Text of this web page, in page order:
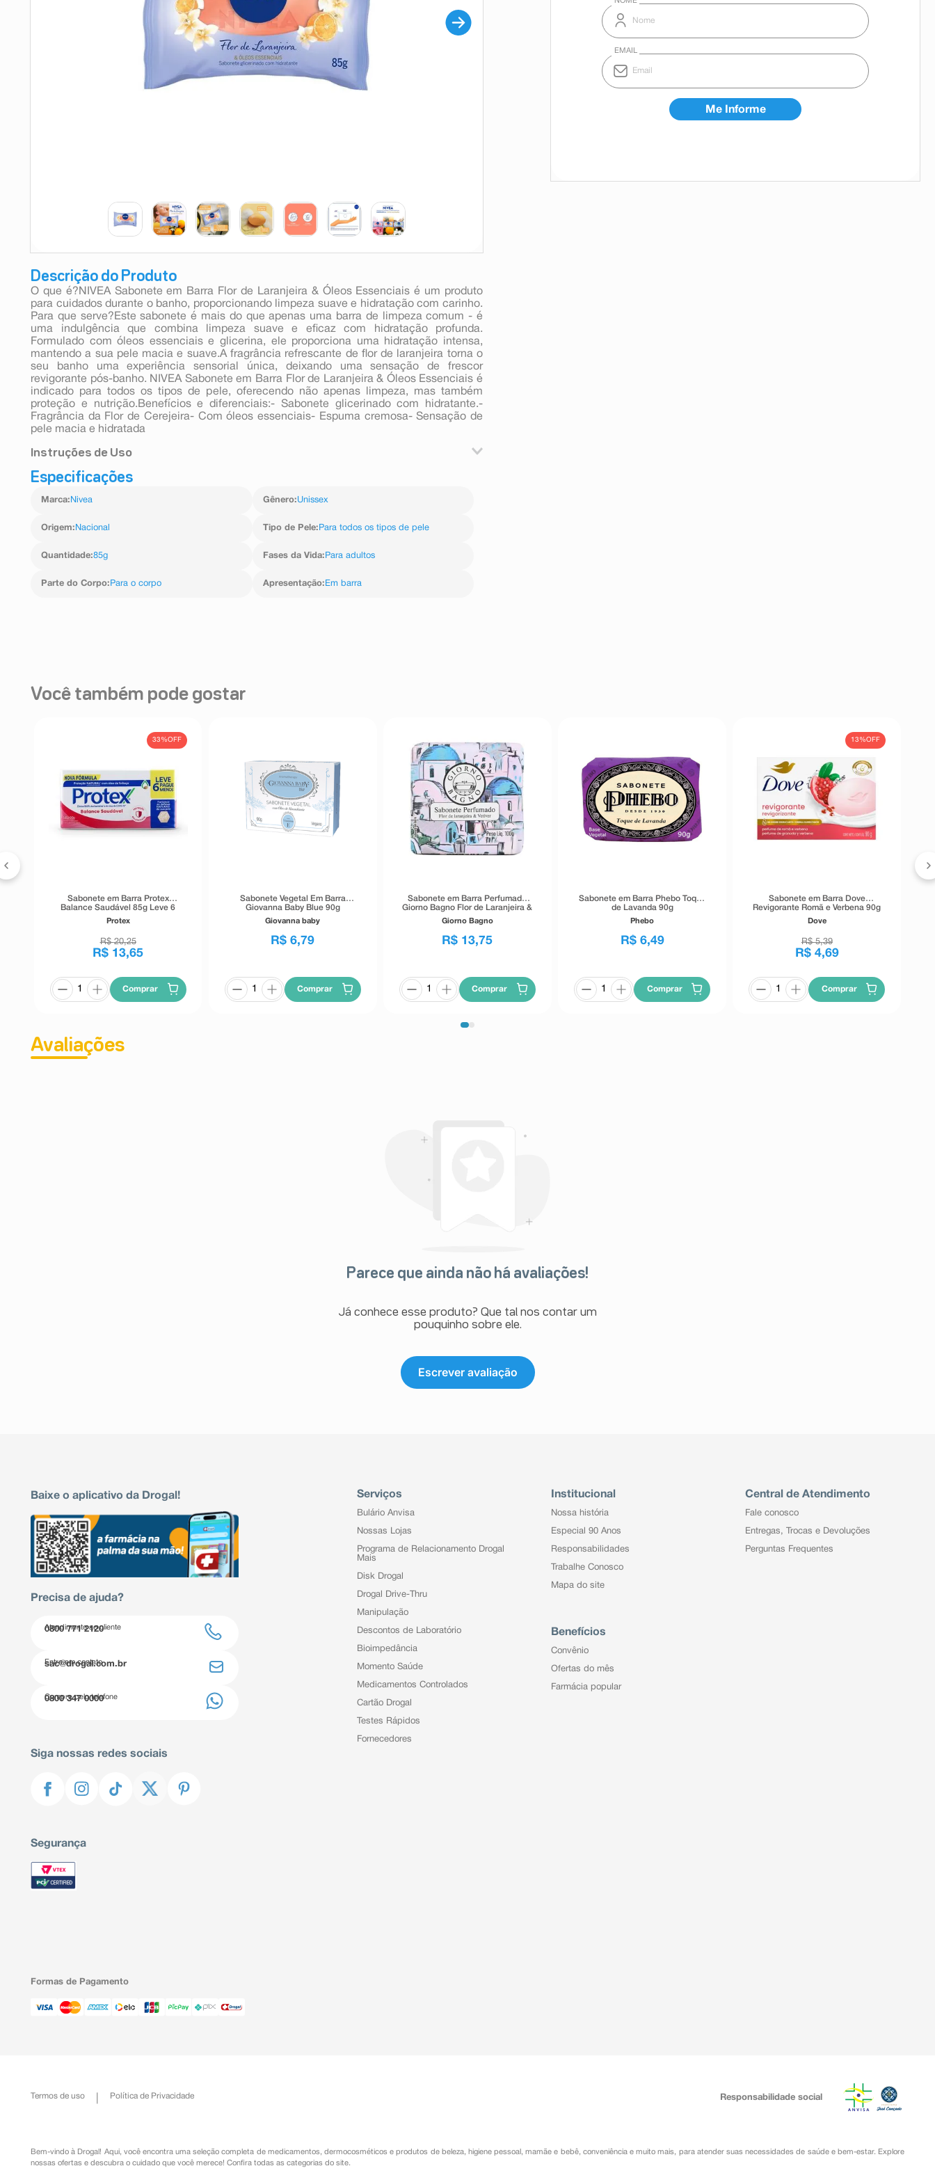
Descrição do Produto
O que é?NIVEA Sabonete em Barra Flor de Laranjeira & Óleos Essenciais é um produto
para cuidados durante o banho, proporcionando limpeza suave e hidratação com carinho.
Para que serve?Este sabonete é mais do que apenas uma barra de limpeza comum - é
uma indulgência que combina limpeza suave e eficaz com hidratação profunda.
Formulado com óleos essenciais e glicerina, ele proporciona uma hidratação intensa,
mantendo a sua pele macia e suave.A fragrância refrescante de flor de laranjeira torna o
seu banho uma experiência sensorial única, deixando uma sensação de frescor
revigorante pós-banho. NIVEA Sabonete em Barra Flor de Laranjeira & Óleos Essenciais é
indicado para todos os tipos de pele, oferecendo não apenas limpeza, mas também
proteção e nutrição.Benefícios e diferenciais:- Sabonete glicerinado com hidratante.-
Fragrância da Flor de Cerejeira- Com óleos essenciais- Espuma cremosa- Sensação de
pele macia e hidratada
Instruções de Uso
Como usar o Sabonete em Barra Nivea Flor de Laranjeira & Óleos Essenciais?
abundância
Especificações
Marca: Nivea Gênero:Unissex
Origem: Nacional Tipo de Pele: Para todos os tipos de pele
Quantidade:85g Fases da Vida: Para adultos
Parte do Corpo: Para o corpo Apresentação: Em barra
Você também pode gostar
33%OFF
Sabonete em Barra Protex
Balance Saudável 85g Leve 6
Pague Menos
Protex
R$ 20,25
R$ 13,65
Comprar
Sabonete Vegetal Em Barra
Giovanna Baby Blue 90g
Giovanna baby
R$ 6,79
Comprar
Sabonete em Barra Perfumado
Giorno Bagno Flor de Laranjeira &
Vetiver 100g
Giorno Bagno
R$ 13,75
Comprar
Sabonete em Barra Phebo Toque
de Lavanda 90g
Phebo
R$ 6,49
Comprar
13%OFF
Sabonete em Barra Dove
Revigorante Romã e Verbena 90g
Dove
R$ 5,39
R$ 4,69
Comprar
Avaliações
Parece que ainda não há avaliações!
Já conhece esse produto? Que tal nos contar um
pouquinho sobre ele.
Escrever avaliação
Baixe o aplicativo da Drogal!
Precisa de ajuda?
Atendimento ao cliente
0800 771 2120
Entre em contato
sac@drogal.com.br
Compre pelo telefone
0800 347 0000
Siga nossas redes sociais
Segurança
Serviços
Bulário Anvisa
Nossas Lojas
Programa de Relacionamento Drogal
Mais
Disk Drogal
Drogal Drive-Thru
Manipulação
Descontos de Laboratório
Bioimpedância
Momento Saúde
Medicamentos Controlados
Cartão Drogal
Testes Rápidos
Fornecedores
Institucional
Nossa história
Especial 90 Anos
Responsabilidades
Trabalhe Conosco
Mapa do site
Benefícios
Convênio
Ofertas do mês
Farmácia popular
Central de Atendimento
Fale conosco
Entregas, Trocas e Devoluções
Perguntas Frequentes
Formas de Pagamento
Termos de uso Política de Privacidade Responsabilidade social
Bem-vindo à Drogal! Aqui, você encontra uma seleção completa de medicamentos ,dermocosméticos e produtos de beleza, higiene pessoal ,mamãe e bebê, conveniênciae muito mais, para atender suas necessidades de saúde e bem-estar. Explore
nossas ofertas e descubra o cuidado que você merece! Confira todas as categorias do site.
9 º absorvente
10ºshampoo